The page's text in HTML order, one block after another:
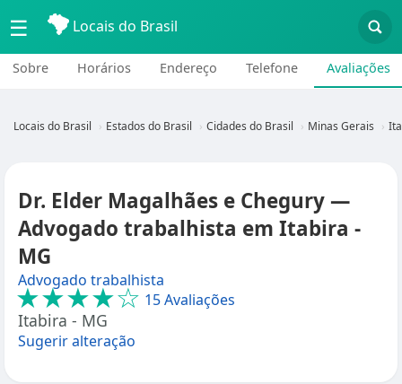
☰ Locais do Brasil
Sobre Horários Endereço Telefone Avaliações
Locais do Brasil Estados do Brasil Cidades do Brasil Minas Gerais
Dr. Elder Magalhães e Chegury —
Advogado trabalhista em Itabira -
MG
Advogado trabalhista
★★★★☆ 15 Avaliações
Itabira - MG
Sugerir alteração